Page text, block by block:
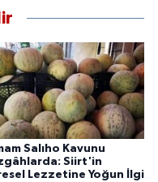
Salıho Kavunu
Siirt'in
Lezzetine Yoğun İlgi